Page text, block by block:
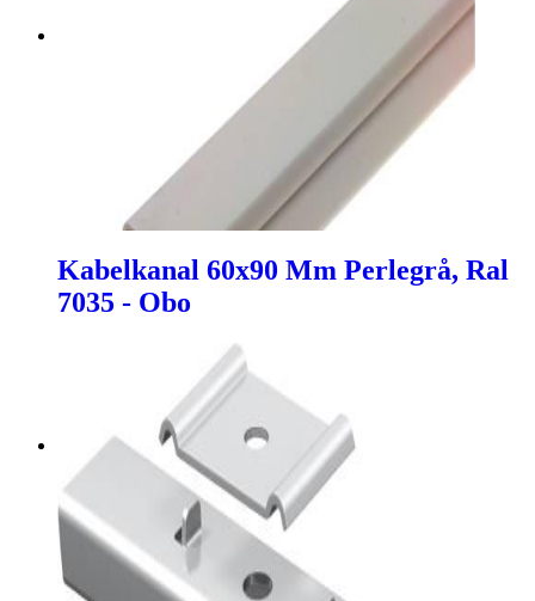
Kabelkanal 60x90 Mm Perlegrå, Ral
7035 - Obo